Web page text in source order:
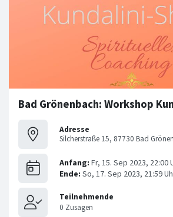
Adresse
Silcherstraße 15, 87730 Bad